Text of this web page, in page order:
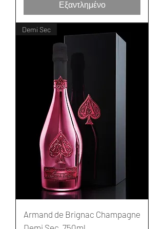
Εξαντλημένο
Demi Sec
Armand de Brignac Champagne